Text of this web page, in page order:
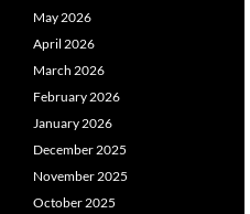
May 2026
April 2026
March 2026
February 2026
January 2026
December 2025
November 2025
October 2025